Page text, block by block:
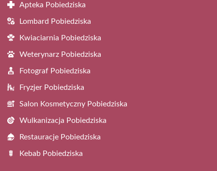
Apteka Pobiedziska
Lombard Pobiedziska
Kwiaciarnia Pobiedziska
Weterynarz Pobiedziska
Fotograf Pobiedziska
Fryzjer Pobiedziska
Salon Kosmetyczny Pobiedziska
Wulkanizacja Pobiedziska
Restauracje Pobiedziska
Kebab Pobiedziska